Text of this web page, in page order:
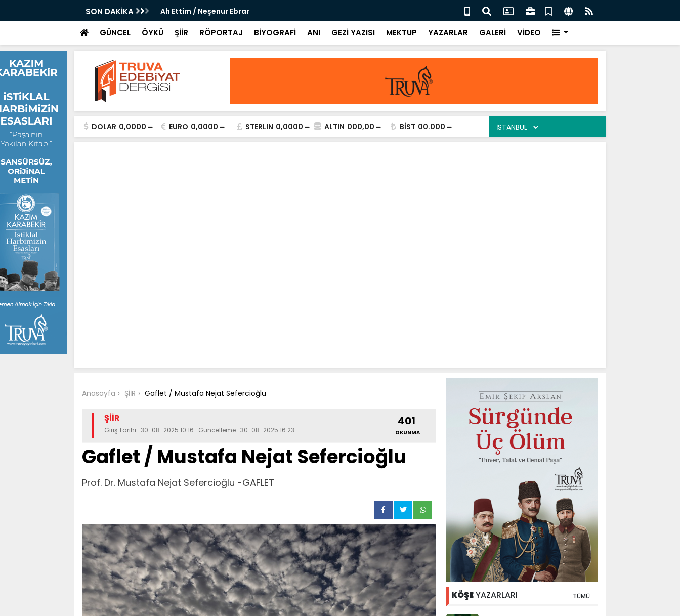
SON DAKİKA Ah Ettim / Neşenur Ebrar Eksiliş / Ömer Ekinci Micingirt
GÜNCEL ÖYKÜ ŞİİR RÖPORTAJ BİYOGRAFİ ANI GEZİ YAZISI MEKTUP YAZARLAR GALERİ VİDEO
DOLAR 0,0000 EURO 0,0000 STERLIN 0,0000 ALTIN 000,00 BİST 00.000
Anasayfa ŞİİR Gaflet / Mustafa Nejat Sefercioğlu
ŞİİR
Giriş Tarihi : 30-08-2025 10:16 Güncelleme : 30-08-2025 16:23
401
OKUNMA
Gaflet / Mustafa Nejat Sefercioğlu
Prof. Dr. Mustafa Nejat Sefercioğlu -GAFLET
KÖŞEYAZARLARI TÜMÜ